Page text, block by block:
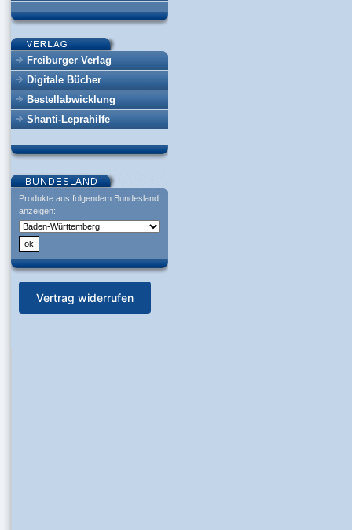
Freiburger Verlag
Digitale Bücher
Bestellabwicklung
Shanti-Leprahilfe
Produkte aus folgendem Bundesland
anzeigen:
Vertrag widerrufen